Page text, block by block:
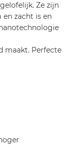
Ze zijn
zacht is en
maakt. Perfecte